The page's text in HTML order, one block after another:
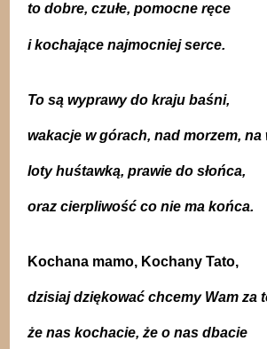
to dobre, czułe, pomocne ręce
i kochające najmocniej serce.
To są wyprawy do kraju baśni,
wakacje w górach, nad morzem, na
loty huśtawką, prawie do słońca,
oraz cierpliwość co nie ma końca.
Kochana mamo, Kochany Tato,
dzisiaj dziękować chcemy Wam za
że nas kochacie, że o nas dbacie